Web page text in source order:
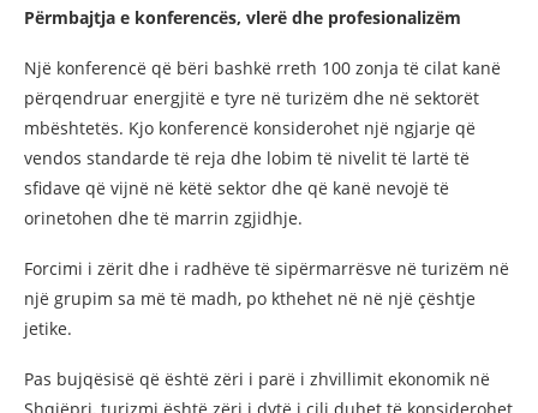
Përmbajtja e konferencës, vlerë dhe profesionalizëm
Një konferencë që bëri bashkë rreth 100 zonja të cilat kanë
përqendruar energjitë e tyre në turizëm dhe në sektorët
mbështetës. Kjo konferencë konsiderohet një ngjarje që
vendos standarde të reja dhe lobim të nivelit të lartë të
sfidave që vijnë në këtë sektor dhe që kanë nevojë të
orinetohen dhe të marrin zgjidhje.
Forcimi i zërit dhe i radhëve të sipërmarrësve në turizëm në
një grupim sa më të madh, po kthehet në në një çështje
jetike.
Pas bujqësisë që është zëri i parë i zhvillimit ekonomik në
Shqiëpri, turizmi është zëri i dytë i cili duhet të konsiderohet